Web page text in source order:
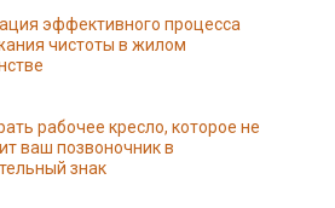
эффективного процесса
чистоты в жилом
рабочее кресло, которое не
ваш позвоночник в
знак